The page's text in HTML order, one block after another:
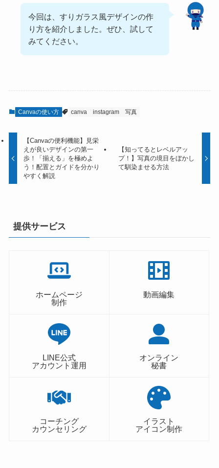
今回は、すりガラス風デザインの作
り方を紹介しました。ぜひ、試して
みてください。
Canvaの使い方 canva instagram 写真
【Canvaの便利機能】見栄
えが良いデザインの第一
歩！「揃える」を極めよ
う！配置とガイドを分かり
やすく解説
【知ってるとレベルアッ
プ！】写真の境目をぼかし
て馴染ませる方法
提供サービス
ホームページ
制作
動画編集
LINE公式
アカウント運用
オンライン
秘書
コーチング
カウンセリング
イラスト
アイコン制作